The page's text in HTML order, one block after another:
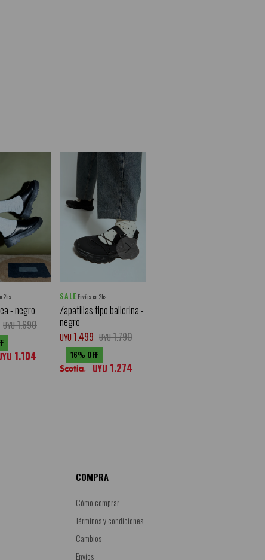
2hs
- negro
UYU1.690
1.104
SALE Envíos en 2hs
Zapatillas tipo ballerina -
negro
UYU 1.499 UYU1.790
16
UYU 1.274
COMPRA
Cómo comprar
Términos y condiciones
Cambios
Envíos